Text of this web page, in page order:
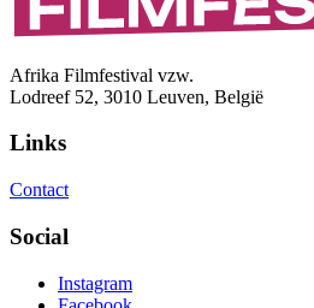
Afrika Filmfestival vzw.
Lodreef 52, 3010 Leuven, België
Links
Contact
Social
Instagram